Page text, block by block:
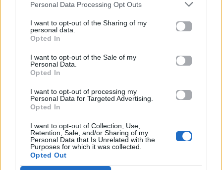
Personal Data Processing Opt Outs
I want to opt-out of the Sharing of my
personal data.
Opted In
I want to opt-out of the Sale of my
Personal Data.
Opted In
I want to opt-out of processing my
Personal Data for Targeted Advertising.
Opted In
I want to opt-out of Collection, Use,
Retention, Sale, and/or Sharing of my
Personal Data that Is Unrelated with the
Purposes for which it was collected.
Opted Out
δισκογραφία, πορεία
τους στην ελληνική
MAD TV